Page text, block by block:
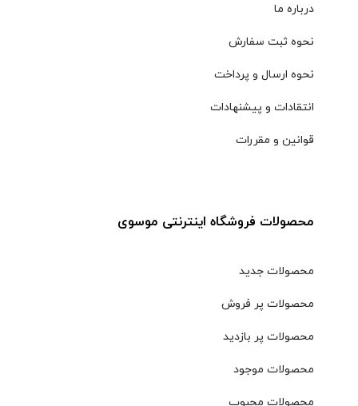
درباره ما
نحوه ثبت سفارش
نحوه ارسال و پرداخت
انتقادات و پیشنهادات
قوانین و مقررات
محصولات فروشگاه اینترنتی موسوی
محصولات جدید
محصولات پر فروش
محصولات پر بازدید
محصولات موجود
محصولات محبوب